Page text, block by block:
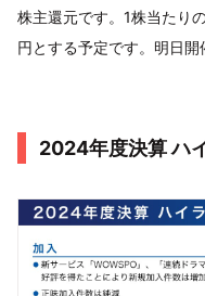
株主還元です。1株当たり
円とする予定です。明日開
2024年度決算